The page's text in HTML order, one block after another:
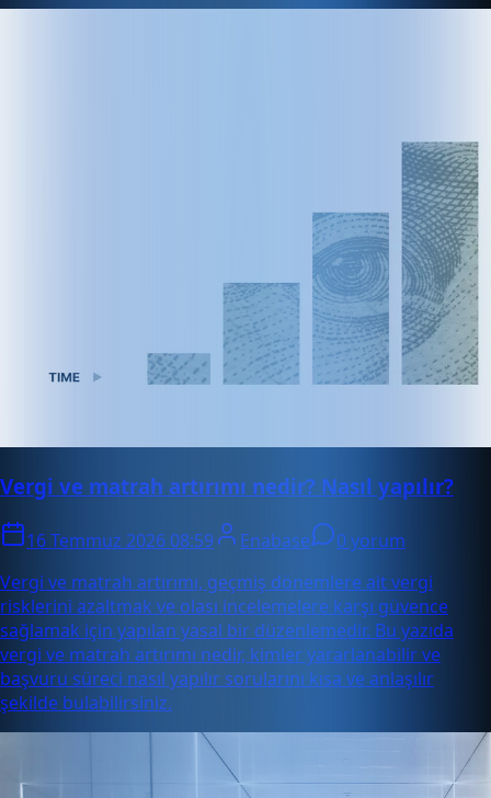
Vergi ve matrah artırımı nedir? Nasıl yapılır?
16 Temmuz 2026 08:59 Enabase
0 yorum
Vergi ve matrah artırımı, geçmiş dönemlere ait vergi
risklerini azaltmak ve olası incelemelere karşı güvence
sağlamak için yapılan yasal bir düzenlemedir. Bu yazıda
vergi ve matrah artırımı nedir, kimler yararlanabilir ve
başvuru süreci nasıl yapılır sorularını kısa ve anlaşılır
şekilde bulabilirsiniz.